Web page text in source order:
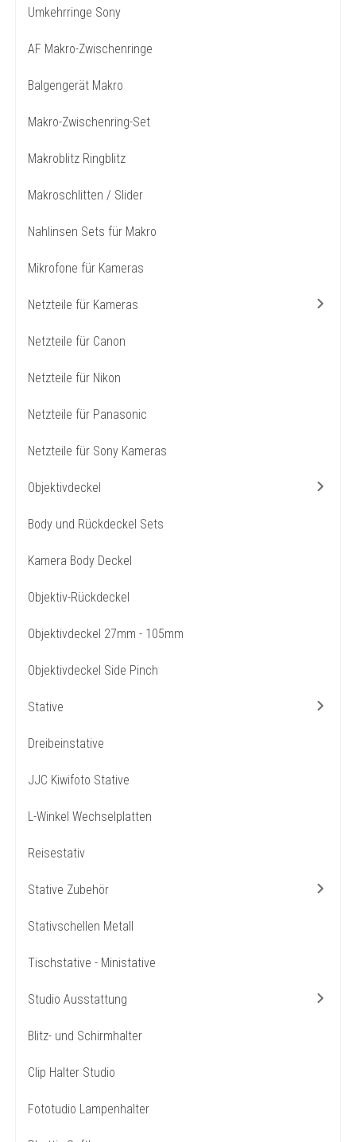
Umkehrringe Sony
AF Makro-Zwischenringe
Balgengerät Makro
Makro-Zwischenring-Set
Makroblitz Ringblitz
Makroschlitten / Slider
Nahlinsen Sets für Makro
Mikrofone für Kameras
Netzteile für Kameras
Netzteile für Canon
Netzteile für Nikon
Netzteile für Panasonic
Netzteile für Sony Kameras
Objektivdeckel
Body und Rückdeckel Sets
Kamera Body Deckel
Objektiv-Rückdeckel
Objektivdeckel 27mm - 105mm
Objektivdeckel Side Pinch
Stative
Dreibeinstative
JJC Kiwifoto Stative
L-Winkel Wechselplatten
Reisestativ
Stative Zubehör
Stativschellen Metall
Tischstative - Ministative
Studio Ausstattung
Blitz- und Schirmhalter
Clip Halter Studio
Fototudio Lampenhalter